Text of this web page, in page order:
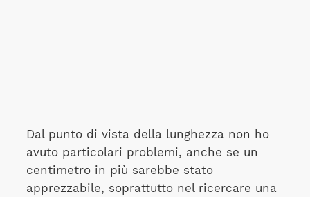
Dal punto di vista della lunghezza non ho
avuto particolari problemi, anche se un
centimetro in più sarebbe stato
apprezzabile, soprattutto nel ricercare una